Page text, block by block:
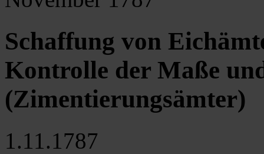
Schaffung von
Kontrolle der Maße
(Zimentierungsämter)
1.11.1787